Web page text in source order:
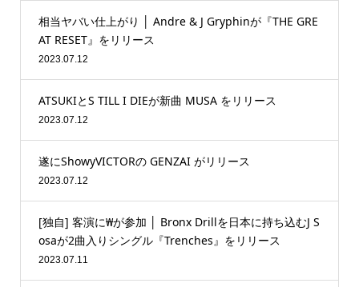
相当ヤバい仕上がり │ Andre & J Gryphinが『THE GRE
AT RESET』をリリース
2023.07.12
ATSUKIとS TILL I DIEが新曲 MUSA をリリース
2023.07.12
遂にShowyVICTORの GENZAI がリリース
2023.07.12
[独自] 客演に₩が参加 │ Bronx Drillを日本に持ち込むJ S
osaが2曲入りシングル『Trenches』をリリース
2023.07.11